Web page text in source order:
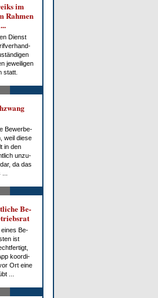
im
Rah­men
Dienst
je­wei­li­gen
statt.
Be­wer­be­
weil die­se
in den
un­zu­
da das
Be­
ei­nes Be­
ist
ko­or­di­
Ort ei­ne
...